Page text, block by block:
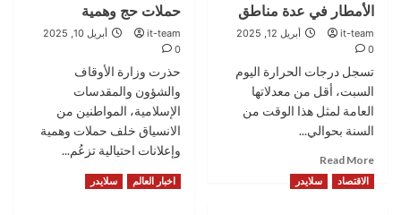
الأمطار في عدة مناطق
it-team
أبريل 12, 2025
0
تسجل درجات الحرارة اليوم
السبت، أقل من معدلاتها
العامة لمثل هذا الوقت من
السنة بحوالي...
Read More
more
about
حملات حج وهمية
it-team
أبريل 10, 2025
0
حذرت وزارة الأوقاف
والشؤون والمقدسات
الإسلامية، المواطنين من
الانسياق خلف حملات وهمية
وإعلانات احتيالية تزعُم...
Read More
Read
الاقتصاد سلايدر اخبار العالم سلايدر